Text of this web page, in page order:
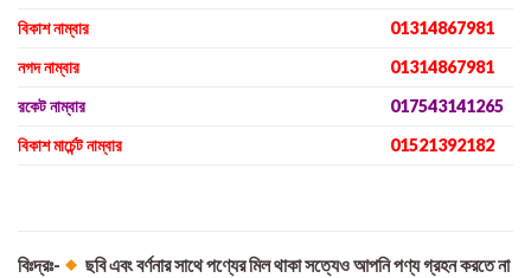
বিকাশ নাম্বার
01314867981
নগদ নাম্বার
01314867981
রকেট নাম্বার
017543141265
বিকাশ মার্চেন্ট নাম্বার
01521392182
বিঃদ্রঃ-
ছবি এবং বর্ণনার সাথে পণ্যের মিল থাকা সত্যেও আপনি পণ্য গ্রহন করতে না